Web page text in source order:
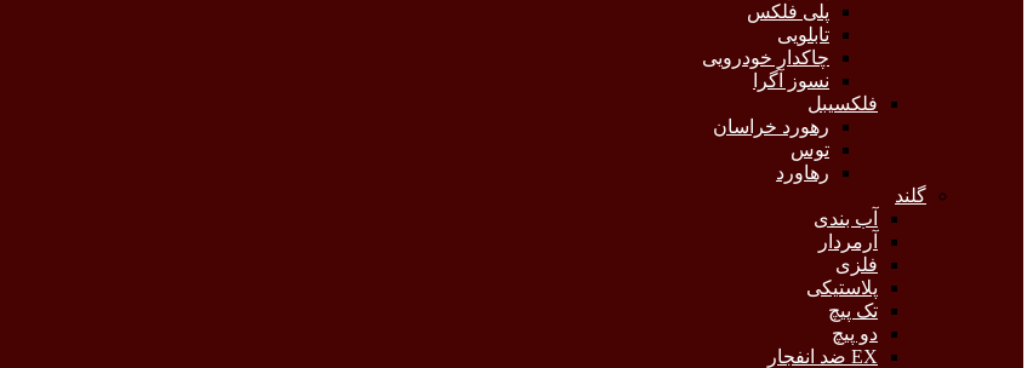
پلی فلکس
تابلویی
چاکدار خودرویی
نسوز آگرا
فلکسیبل
رهورد خراسان
توس
رهاورد
گلند
آب بندی
آرمردار
فلزی
پلاستیکی
تک پیچ
دو پیچ
EX ضد انفجار